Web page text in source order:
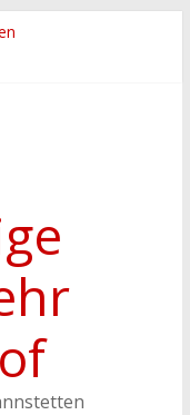
Wartmannstetten